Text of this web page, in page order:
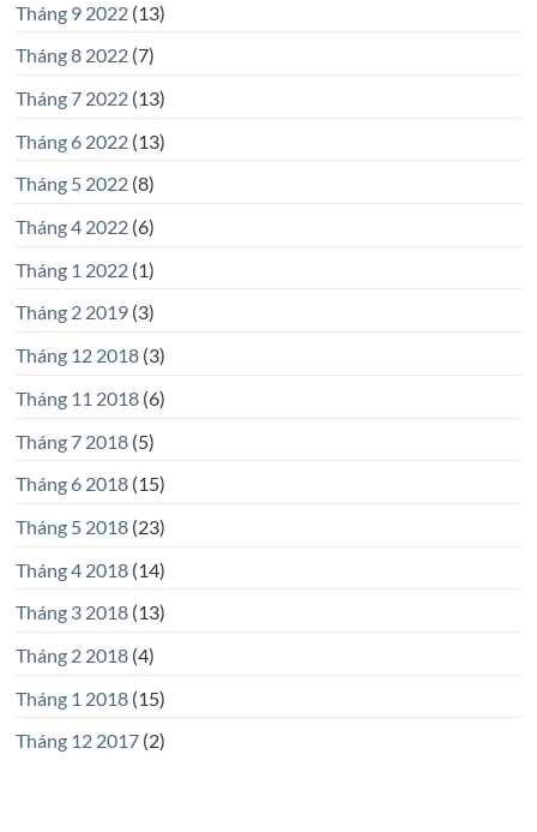
Tháng 9 2022(13)
Tháng 8 2022(7)
Tháng 7 2022(13)
Tháng 6 2022(13)
Tháng 5 2022(8)
Tháng 4 2022(6)
Tháng 1 2022(1)
Tháng 2 2019(3)
Tháng 12 2018(3)
Tháng 11 2018(6)
Tháng 7 2018(5)
Tháng 6 2018(15)
Tháng 5 2018(23)
Tháng 4 2018(14)
Tháng 3 2018(13)
Tháng 2 2018(4)
Tháng 1 2018(15)
Tháng 12 2017(2)